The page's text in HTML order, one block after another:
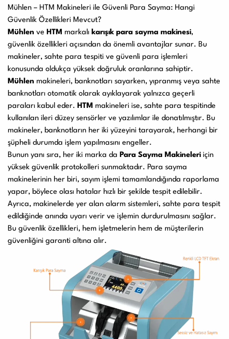
Mühlen – HTM Makineleri ile Güvenli Para Sayma: Hangi
Güvenlik Özellikleri Mevcut?
Mühlen ve HTM markalı karışık para sayma makinesi,
güvenlik özellikleri açısından da önemli avantajlar sunar. Bu
makineler, sahte para tespiti ve güvenli para işlemleri
konusunda oldukça yüksek doğruluk oranlarına sahiptir.
Mühlen makineleri, banknotları sayarken, yıpranmış veya sahte
banknotları otomatik olarak ayıklayarak yalnızca geçerli
paraları kabul eder. HTM makineleri ise, sahte para tespitinde
kullanılan ileri düzey sensörler ve yazılımlar ile donatılmıştır. Bu
makineler, banknotların her iki yüzeyini tarayarak, herhangi bir
şüpheli durumda işlem yapılmasını engeller.
Bunun yanı sıra, her iki marka da Para Sayma Makineleri için
yüksek güvenlik protokolleri sunmaktadır. Para sayma
makinelerinin her biri, sayım işlemi tamamlandığında raporlama
yapar, böylece olası hatalar hızlı bir şekilde tespit edilebilir.
Ayrıca, makinelerde yer alan alarm sistemleri, sahte para tespit
edildiğinde anında uyarı verir ve işlemin durdurulmasını sağlar.
Bu güvenlik özellikleri, hem işletmelerin hem de müşterilerin
güvenliğini garanti altına alır.